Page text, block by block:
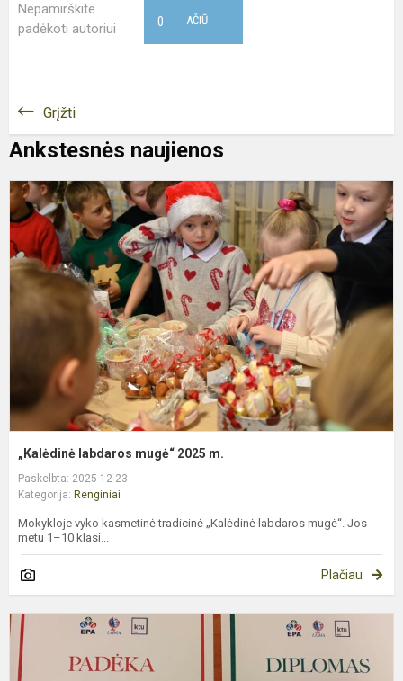
Nepamirškite
padėkoti autoriui
AČIŪ
0
Grįžti
Ankstesnės naujienos
„Kalėdinė labdaros mugė“ 2025 m.
Paskelbta: 2025-12-23
Kategorija: Renginiai
Mokykloje vyko kasmetinė tradicinė „Kalėdinė labdaros mugė“. Jos
metu 1–10 klasi...
Plačiau